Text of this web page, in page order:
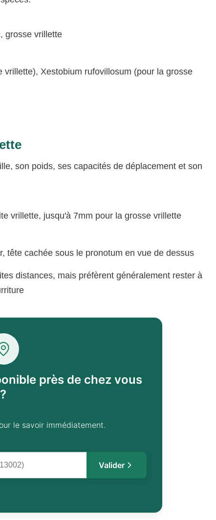
grosse vrillette
vrillette), Xestobium rufovillosum (pour la grosse
son poids, ses capacités de déplacement et son
vrillette, jusqu'à 7mm pour la grosse vrillette
tête cachée sous le pronotum en vue de dessus
distances, mais préfèrent généralement rester à
près de chez vous
?
le savoir immédiatement.
Valider